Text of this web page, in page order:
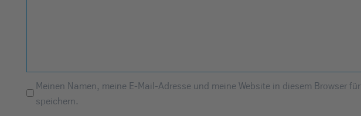
Meinen Namen, meine E-Mail-Adresse und meine Website in diesem Browser
speichern.